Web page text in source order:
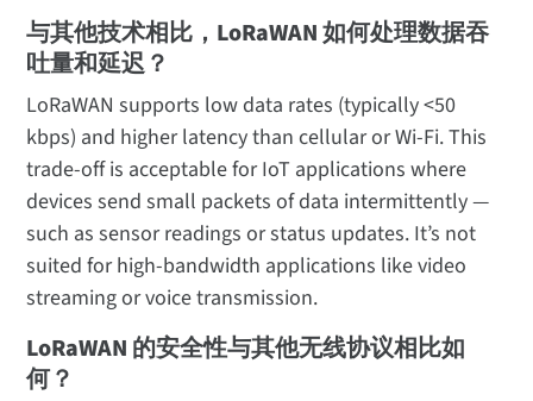
与其他技术相比，LoRaWAN 如何处理数据吞
吐量和延迟？
LoRaWAN supports low data rates (typically <50
kbps) and higher latency than cellular or Wi-Fi. This
trade-off is acceptable for IoT applications where
devices send small packets of data intermittently —
such as sensor readings or status updates. It’s not
suited for high-bandwidth applications like video
streaming or voice transmission.
LoRaWAN 的安全性与其他无线协议相比如
何？